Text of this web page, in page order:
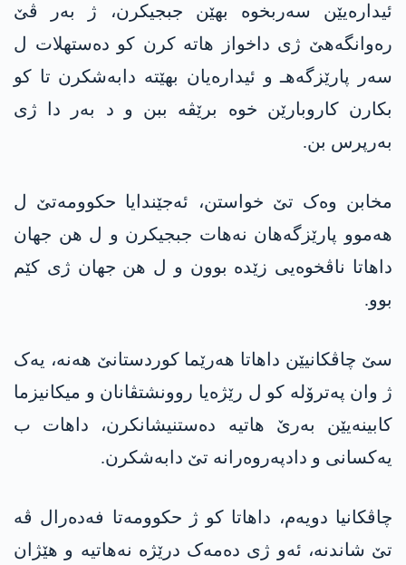
ئیدارەیێن سەربخوە بهێن جبجیکرن، ژ بەر ڤێ
رەوانگەهێ ژی داخواز هاتە کرن کو دەستهلات ل
سەر پارێزگەهـ و ئیدارەیان بهێته‌ دابەشکرن تا کو
بکارن کاروبارێن خوە برێڤە ببن و د بەر دا ژی
بەرپرس بن.
مخابن وەک تێ خواستن، ئەجێندایا حكوومه‌تێ ل
هەموو پارێزگەهان نەهات جبجیکرن و ل هن جهان
داهاتا ناڤخوەیی زێدە بوون و ل هن جهان ژی کێم
بوو.
سێ چاڤکانیێن داهاتا هەرێما کوردستانێ هەنە، یەک
ژ وان پەترۆلە کو ل رێژەیا روونشتڤانان و میکانیزما
کابینەیێن بەرێ هاتیە دەستنیشانکرن، داهات ب
یەکسانی و دادپەروەرانە تێ دابەشکرن.
چاڤکانیا دویەم، داهاتا کو ژ حكوومه‌تا فەدەرال ڤە
تێ شاندنە، ئەو ژی دەمەک درێژه‌ نەهاتیە و هێژان